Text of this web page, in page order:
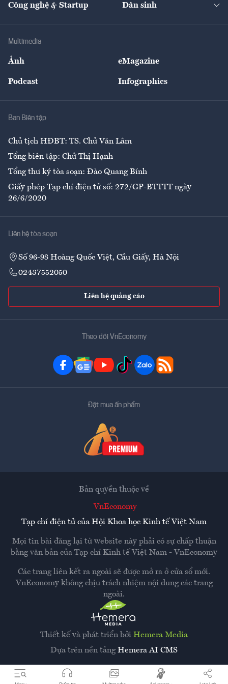
Tư vấn Nông sản
Giải trí
Công nghệ & Startup Dân sinh
Multimedia
Ảnh eMagazine
Podcast Infographics
Ban Biên tập
Chủ tịch HĐBT: TS. Chử Văn Lâm
Tổng biên tập: Chử Thị Hạnh
Tổng thư ký tòa soạn: Đào Quang Bính
Giấy phép Tạp chí điện tử số: 272/GP-BTTTT ngày
26/6/2020
Liên hệ tòa soạn
Số 96-98 Hoàng Quốc Việt, Cầu Giấy, Hà Nội
02437552050
Liên hệ quảng cáo
Theo dõi VnEconomy
Đặt mua ấn phẩm
Thiết kế và phát triển bởi Hemera Media
Dựa trên nền tảng Hemera AI CMS
Bản quyền thuộc về
VnEconomy
Tạp chí điện tử của Hội Khoa học Kinh tế Việt Nam
Mọi tin bài đăng lại từ website này phải có sự chấp thuận
bằng văn bản của Tạp chí Kinh tế Việt Nam - VnEconomy
Các trang liên kết ra ngoài sẽ được mở ra ở cửa sổ mới.
VnEconomy không chịu trách nhiệm nội dung các trang
ngoài.